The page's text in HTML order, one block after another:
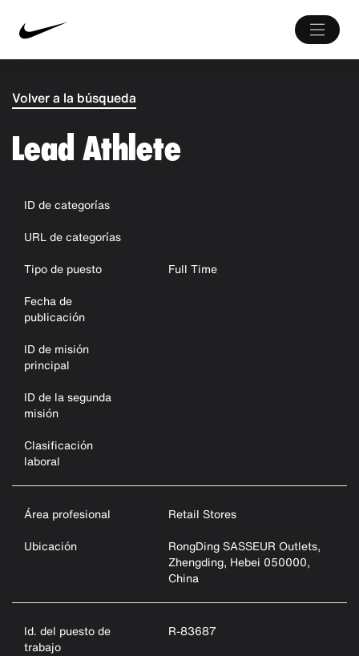
Volver a la búsqueda
Lead Athlete
ID de categorías
URL de categorías
Tipo de puesto
Full Time
Fecha de
publicación
ID de misión
principal
ID de la segunda
misión
Clasificación
laboral
Área profesional
Retail Stores
Ubicación
RongDing SASSEUR Outlets,
Zhengding, Hebei 050000,
China
Id. del puesto de
trabajo
R-83687